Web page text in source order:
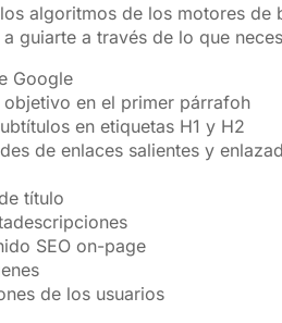
algoritmos de los motores de
guiarte a través de lo que
Google
en el primer párrafoh
en etiquetas H1 y H2
de enlaces salientes y
título
SEO on-page
de los usuarios